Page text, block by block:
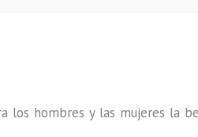
los hombres y las mujeres la